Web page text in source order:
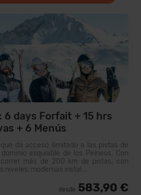
6 days Forfait + 15 hrs
+ 6 Menús
da acceso ilimitado a las pistas de
esquiable de los Pirineos. Con
más de 200 km de pistas, con
niveles, modernas instal...
desde 583,90 €